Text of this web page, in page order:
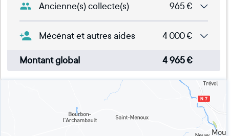
Ancienne(s) collecte(s) 965 €
Mécénat et autres aides 4 000€
Montant global 4 965€